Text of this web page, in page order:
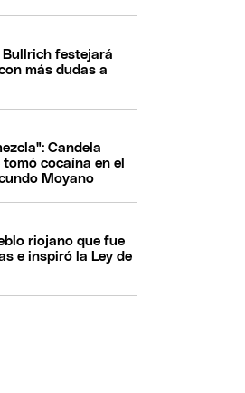
Bullrich festejará
más dudas a
Candela
cocaína en el
Moyano
riojano que fue
e inspiró la Ley de